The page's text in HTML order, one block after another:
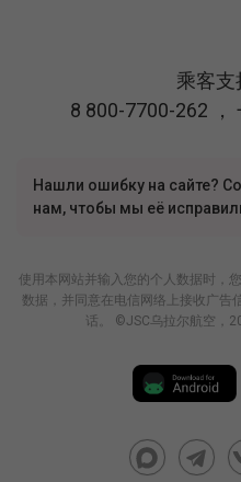
乘客支
8 800-7700-262 ，
Нашли ошибку на сайте?
нам, чтобы мы её
使用本网站并输入您的个人数据时，
数据，并同意在电信网络上接收广告
话。 ©JSC乌拉尔航空，